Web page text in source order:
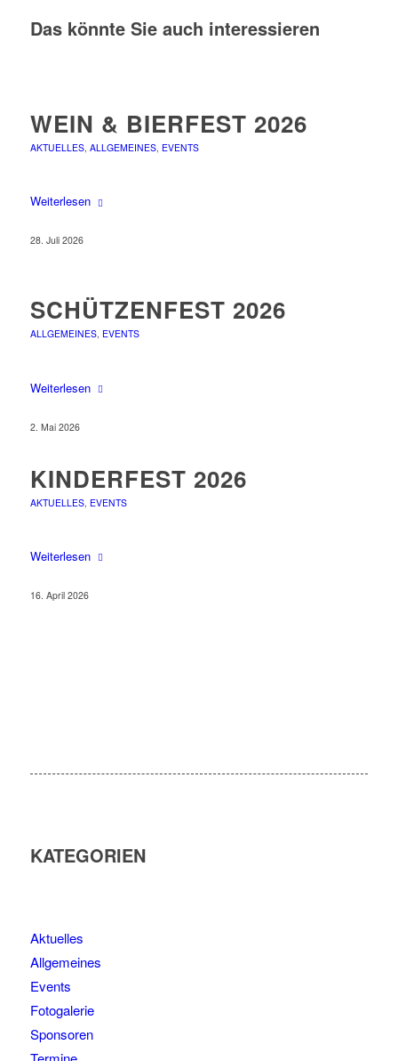
Das könnte Sie auch interessieren
WEIN & BIERFEST 2026
AKTUELLES, ALLGEMEINES, EVENTS
Weiterlesen
28. Juli 2026
SCHÜTZENFEST 2026
ALLGEMEINES, EVENTS
Weiterlesen
2. Mai 2026
KINDERFEST 2026
AKTUELLES, EVENTS
Weiterlesen
16. April 2026
KATEGORIEN
Aktuelles
Allgemeines
Events
Fotogalerie
Sponsoren